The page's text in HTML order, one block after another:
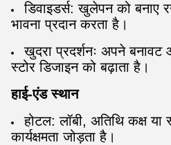
डिवाइडर्स: खुलेपन को बनाए
भावना प्रदान करता है।
खुदरा प्रदर्शनः अपने
स्टोर डिजाइन को बढ़ाता है।
हाई-एंड स्थान
होटल: लॉबी, अतिथि कक्ष या
कार्यक्षमता जोड़ता है।